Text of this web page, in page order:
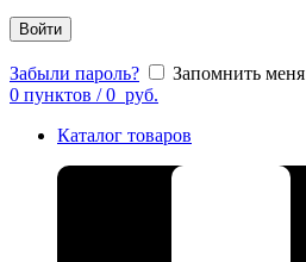
Войти
Забыли пароль?
Запомнить меня
0 пунктов / 0 руб.
Каталог товаров